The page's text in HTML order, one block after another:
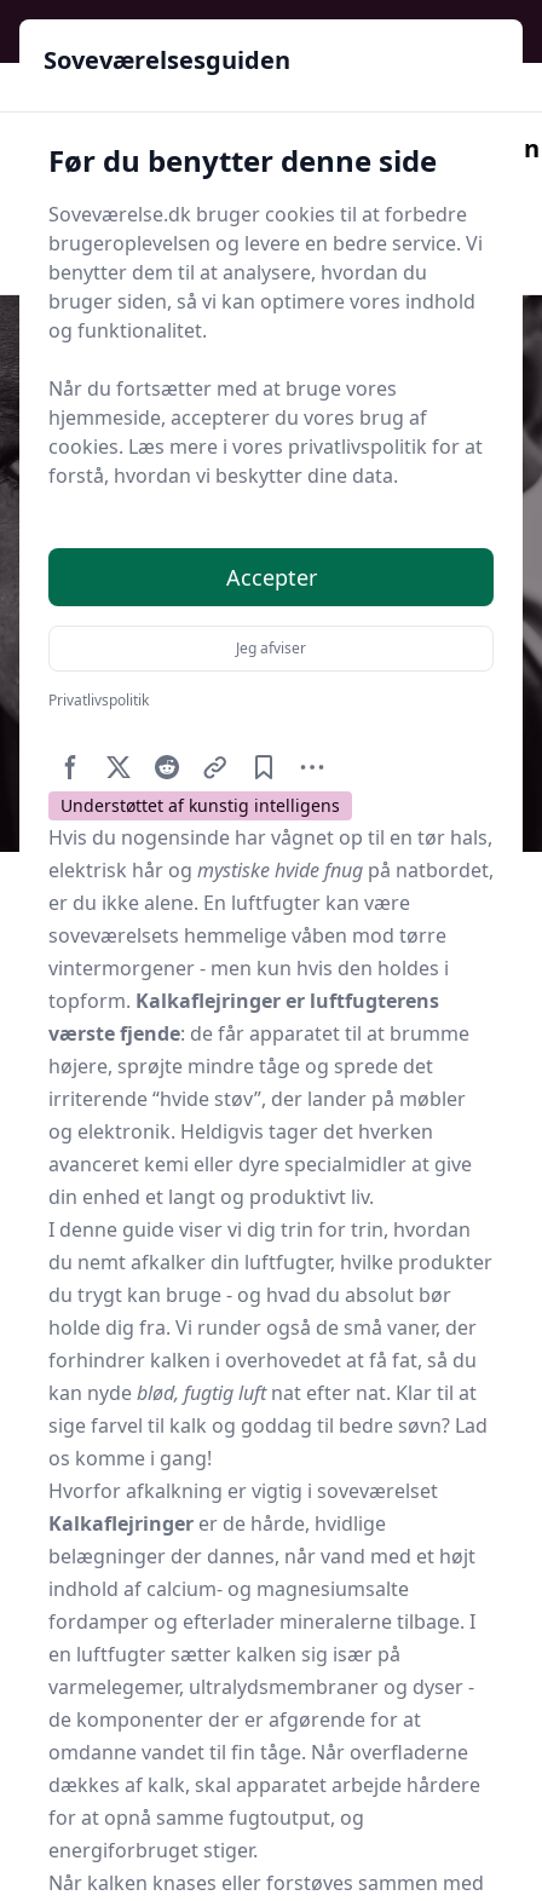
Soveværelsesguiden
Søg nu
Søg nu
Udgivet i Tips og Produkter
Sådan afkalker du en luftfugter til
soveværelset
Understøttet af kunstig intelligens
Hvis du nogensinde har vågnet op til en tør hals,
elektrisk hår og mystiske hvide fnug på natbordet,
er du ikke alene. En luftfugter kan være
soveværelsets hemmelige våben mod tørre
vintermorgener - men kun hvis den holdes i
topform. Kalkaflejringer er luftfugterens
værste fjende: de får apparatet til at brumme
højere, sprøjte mindre tåge og sprede det
irriterende “hvide støv”, der lander på møbler
og elektronik. Heldigvis tager det hverken
avanceret kemi eller dyre specialmidler at give
din enhed et langt og produktivt liv.
I denne guide viser vi dig trin for trin, hvordan
du nemt afkalker din luftfugter, hvilke produkter
du trygt kan bruge - og hvad du absolut bør
holde dig fra. Vi runder også de små vaner, der
forhindrer kalken i overhovedet at få fat, så du
kan nydeblød, fugtig luftnat efter nat. Klar til at
sige farvel til kalk og goddag til bedre søvn? Lad
os komme i gang!
Hvorfor afkalkning er vigtig i soveværelset
Kalkaflejringer er de hårde, hvidlige
belægninger der dannes, når vand med et højt
indhold af calcium- og magnesiumsalte
fordamper og efterlader mineralerne tilbage. I
en luftfugter sætter kalken sig især på
varmelegemer, ultralydsmembraner og dyser -
de komponenter der er afgørende for at
omdanne vandet til fin tåge. Når overfladerne
dækkes af kalk, skal apparatet arbejde hårdere
for at opnå samme fugtoutput, og
energiforbruget stiger.
Når kalken knases eller forstøves sammen med
Soveværelsesguiden
Før du benytter denne side
Soveværelse.dk bruger cookies til at forbedre
brugeroplevelsen og levere en bedre service. Vi
benytter dem til at analysere, hvordan du
bruger siden, så vi kan optimere vores indhold
og funktionalitet.
Når du fortsætter med at bruge vores
hjemmeside, accepterer du vores brug af
cookies. Læs mere i vores privatlivspolitik for at
forstå, hvordan vi beskytter dine data.
Accepter
Jeg afviser
Privatlivspolitik